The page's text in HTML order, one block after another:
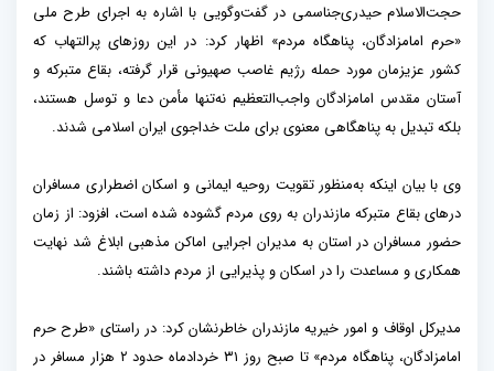
حجت‌الاسلام حیدری‌جناسمی در گفت‌وگویی با اشاره به اجرای طرح ملی
«حرم امامزادگان، پناهگاه مردم» اظهار کرد: در این روزهای پرالتهاب که
کشور عزیزمان مورد حمله رژیم غاصب صهیونی قرار گرفته، بقاع متبرکه و
آستان مقدس امامزادگان واجب‌التعظیم نه‌تنها مأمن دعا و توسل هستند،
بلکه تبدیل به پناهگاهی معنوی برای ملت خداجوی ایران اسلامی شدند.
وی با بیان اینکه به‌منظور تقویت روحیه ایمانی و اسکان اضطراری مسافران
درهای بقاع متبرکه مازندران به روی مردم گشوده شده است، افزود: از زمان
حضور مسافران در استان به مدیران اجرایی اماکن مذهبی ابلاغ شد نهایت
همکاری و مساعدت را در اسکان و پذیرایی از مردم داشته باشند.
مدیرکل اوقاف و امور خیریه مازندران خاطرنشان کرد: در راستای «طرح حرم
امامزادگان، پناهگاه مردم» تا صبح روز ۳۱ خردادماه حدود ۲ هزار مسافر در